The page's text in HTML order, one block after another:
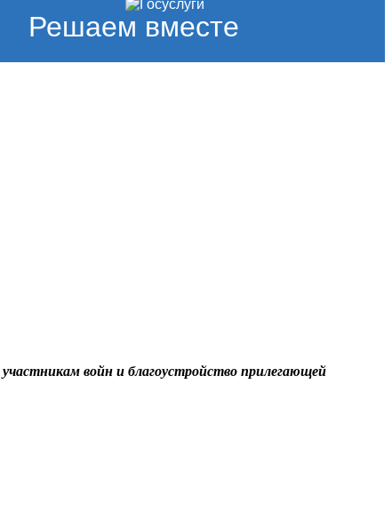
Решаем вместе
войн и благоустройство прилегающей